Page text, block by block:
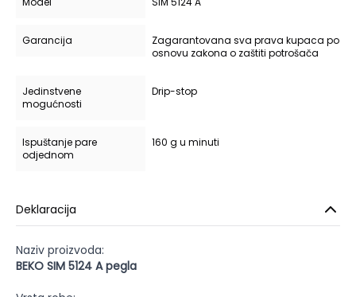
Garancija
Zagarantovana sva prava kupaca po
osnovu zakona o zaštiti potrošača
Jedinstvene
mogućnosti
Drip-stop
Ispuštanje pare
odjednom
160 g u minuti
Deklaracija
Naziv proizvoda:
BEKO SIM 5124 A pegla